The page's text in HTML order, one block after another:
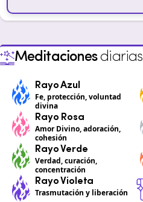
Meditacionesdiarias
Rayo Azul
Fe, protección, voluntad
divina
Rayo Rosa
Amor Divino, adoración,
cohesión
Rayo Verde
Verdad, curación,
concentración
Rayo Violeta
Trasmutación y liberación